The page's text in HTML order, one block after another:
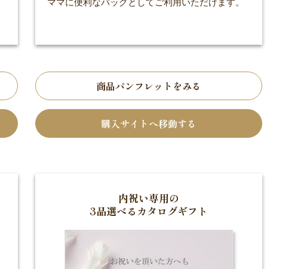
ママに便利なバッグとしてご利用いただけます。
商品パンフレットをみる
購入サイトへ移動する
内祝い専用の
3品選べるカタログギフト